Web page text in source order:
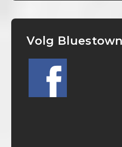
Volg